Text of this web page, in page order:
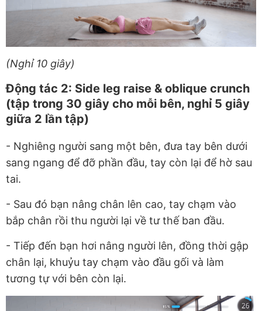
(Nghỉ 10 giây)
Động tác 2: Side leg raise & oblique crunch
(tập trong 30 giây cho mỗi bên, nghỉ 5 giây
giữa 2 lần tập)
- Nghiêng người sang một bên, đưa tay bên dưới
sang ngang để đỡ phần đầu, tay còn lại để hờ sau
tai.
- Sau đó bạn nâng chân lên cao, tay chạm vào
bắp chân rồi thu người lại về tư thế ban đầu.
- Tiếp đến bạn hơi nâng người lên, đồng thời gập
chân lại, khuỷu tay chạm vào đầu gối và làm
tương tự với bên còn lại.